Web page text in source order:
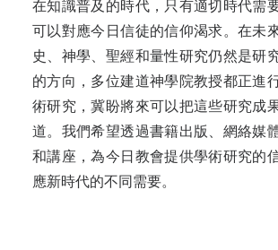
在知識普及的時代，只有適切時代需
可以對應今日信徒的信仰渴求。在未
史、神學、聖經和量性研究仍然是研
的方向，多位建道神學院教授都正進
術研究，冀盼將來可以把這些研究成
道。我們希望透過書籍出版、網絡媒
和講座，為今日教會提供學術研究的
應新時代的不同需要。